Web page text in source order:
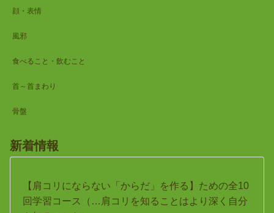
顔・表情
風邪
食べること・飲むこと
首～首まわり
骨盤
新着情報
【肩コリにならない「からだ」を作る】ための全10
回学習コース（…肩コリを知ることはより深く自分